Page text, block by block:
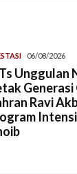
06/08/2026
Unggulan
Generasi
Ravi